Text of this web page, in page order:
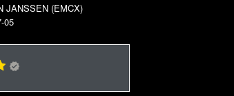
JANSSEN (EMCX)
05